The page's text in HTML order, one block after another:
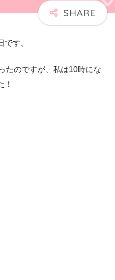
す。
たのですが、私は10時にな
！